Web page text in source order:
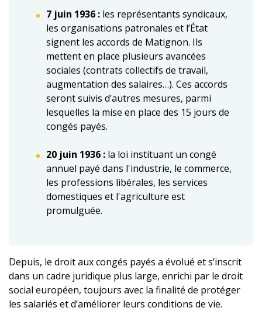
7 juin 1936 : les représentants syndicaux,
les organisations patronales et l’État
signent les accords de Matignon. Ils
mettent en place plusieurs avancées
sociales (contrats collectifs de travail,
augmentation des salaires…). Ces accords
seront suivis d’autres mesures, parmi
lesquelles la mise en place des 15 jours de
congés payés.
20 juin 1936 : la loi instituant un congé
annuel payé dans l'industrie, le commerce,
les professions ‎libérales, les services
domestiques et l'agriculture est
promulguée.
Depuis, le droit aux congés payés a évolué et s’inscrit
dans un cadre juridique plus large, enrichi par le droit
social européen, toujours avec la finalité de protéger
les salariés et d’améliorer leurs conditions de vie.